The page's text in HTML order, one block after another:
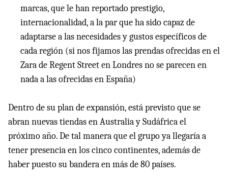
marcas, que le han reportado prestigio,
internacionalidad, a la par que ha sido capaz de
adaptarse a las necesidades y gustos específicos de
cada región (si nos fijamos las prendas ofrecidas en el
Zara de Regent Street en Londres no se parecen en
nada a las ofrecidas en España)
Dentro de su plan de expansión, está previsto que se
abran nuevas tiendas en Australia y Sudáfrica el
próximo año. De tal manera que el grupo ya llegaría a
tener presencia en los cinco continentes, además de
haber puesto su bandera en más de 80 países.